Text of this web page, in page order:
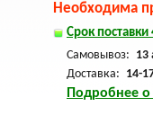
Необходима
Срок
Самовывоз: 13
Доставка: 14-
Подробнее о